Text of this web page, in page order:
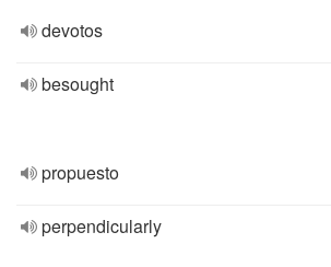
devotos
besought
propuesto
perpendicularly